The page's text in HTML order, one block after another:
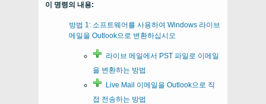
이 명령의 내용:
방법 1: 소프트웨어를 사용하여 Windows 라이브
메일을 Outlook으로 변환하십시오
라이브 메일에서 PST 파일로 이메일
을 변환하는 방법
Live Mail 이메일을 Outlook으로 직
접 전송하는 방법